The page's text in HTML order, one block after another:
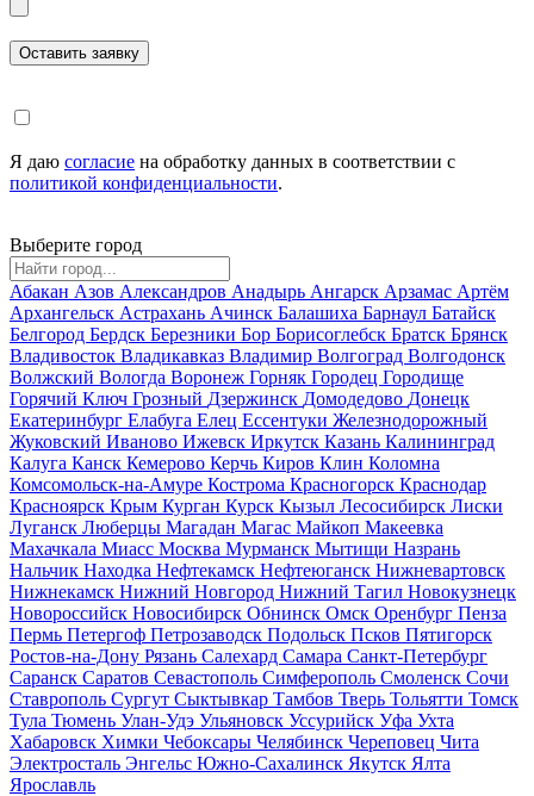
Я даю согласие на обработку данных в соответствии с
политикой конфиденциальности.
Выберите город
Абакан Азов Александров Анадырь Ангарск Арзамас Артём
Архангельск Астрахань Ачинск Балашиха Барнаул Батайск
Белгород Бердск Березники Бор Борисоглебск Братск Брянск
Владивосток Владикавказ Владимир Волгоград Волгодонск
Волжский Вологда Воронеж Горняк Городец Городище
Горячий Ключ Грозный Дзержинск Домодедово Донецк
Екатеринбург Елабуга Елец Ессентуки Железнодорожный
Жуковский Иваново Ижевск Иркутск Казань Калининград
Калуга Канск Кемерово Керчь Киров Клин Коломна
Комсомольск-на-Амуре Кострома Красногорск Краснодар
Красноярск Крым Курган Курск Кызыл Лесосибирск Лиски
Луганск Люберцы Магадан Магас Майкоп Макеевка
Махачкала Миасс Москва Мурманск Мытищи Назрань
Нальчик Находка Нефтекамск Нефтеюганск Нижневартовск
Нижнекамск Нижний Новгород Нижний Тагил Новокузнецк
Новороссийск Новосибирск Обнинск Омск Оренбург Пенза
Пермь Петергоф Петрозаводск Подольск Псков Пятигорск
Ростов-на-Дону Рязань Салехард Самара Санкт-Петербург
Саранск Саратов Севастополь Симферополь Смоленск Сочи
Ставрополь Сургут Сыктывкар Тамбов Тверь Тольятти Томск
Тула Тюмень Улан-Удэ Ульяновск Уссурийск Уфа Ухта
Хабаровск Химки Чебоксары Челябинск Череповец Чита
Электросталь Энгельс Южно-Сахалинск Якутск Ялта
Ярославль